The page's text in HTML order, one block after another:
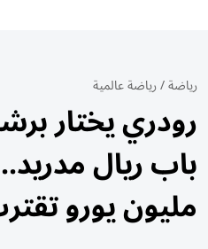
رياضة/رياضة عالمية
رودري يختار
مليون يورو